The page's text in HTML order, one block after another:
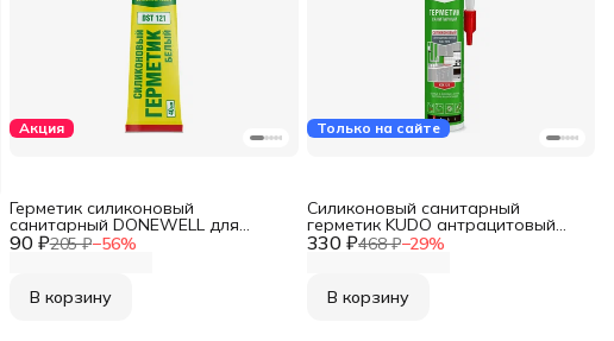
Акция
90 ₽205 ₽−56%
Герметик силиконовый
санитарный DONEWELL для
ванной и кухни, с добавкой
В корзину
Только на сайте
330 ₽468 ₽−29%
Силиконовый санитарный
герметик KUDO антрацитовый
серый, 280 мл KSK-124
В корзину